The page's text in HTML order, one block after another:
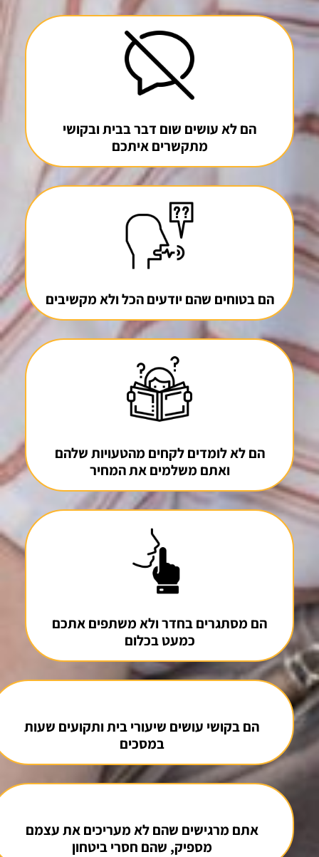
הם לא עושים שום דבר בבית ובקושי
מתקשרים איתכם
הם בטוחים שהם יודעים הכל ולא מקשיבים
הם לא לומדים לקחים מהטעויות שלהם
ואתם משלמים את המחיר
הם מסתגרים בחדר ולא משתפים אתכם
כמעט בכלום
הם בקושי עושים שיעורי בית ותקועים שעות
במסכים
אתם מרגישים שהם לא מעריכים את עצמם
מספיק, שהם חסרי ביטחון